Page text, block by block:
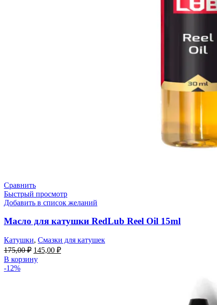
Сравнить
Быстрый просмотр
Добавить в список желаний
Масло для катушки RedLub Reel Oil 15ml
Катушки, Смазки для катушек
175,00₽ 145,00 ₽
В корзину
-12%